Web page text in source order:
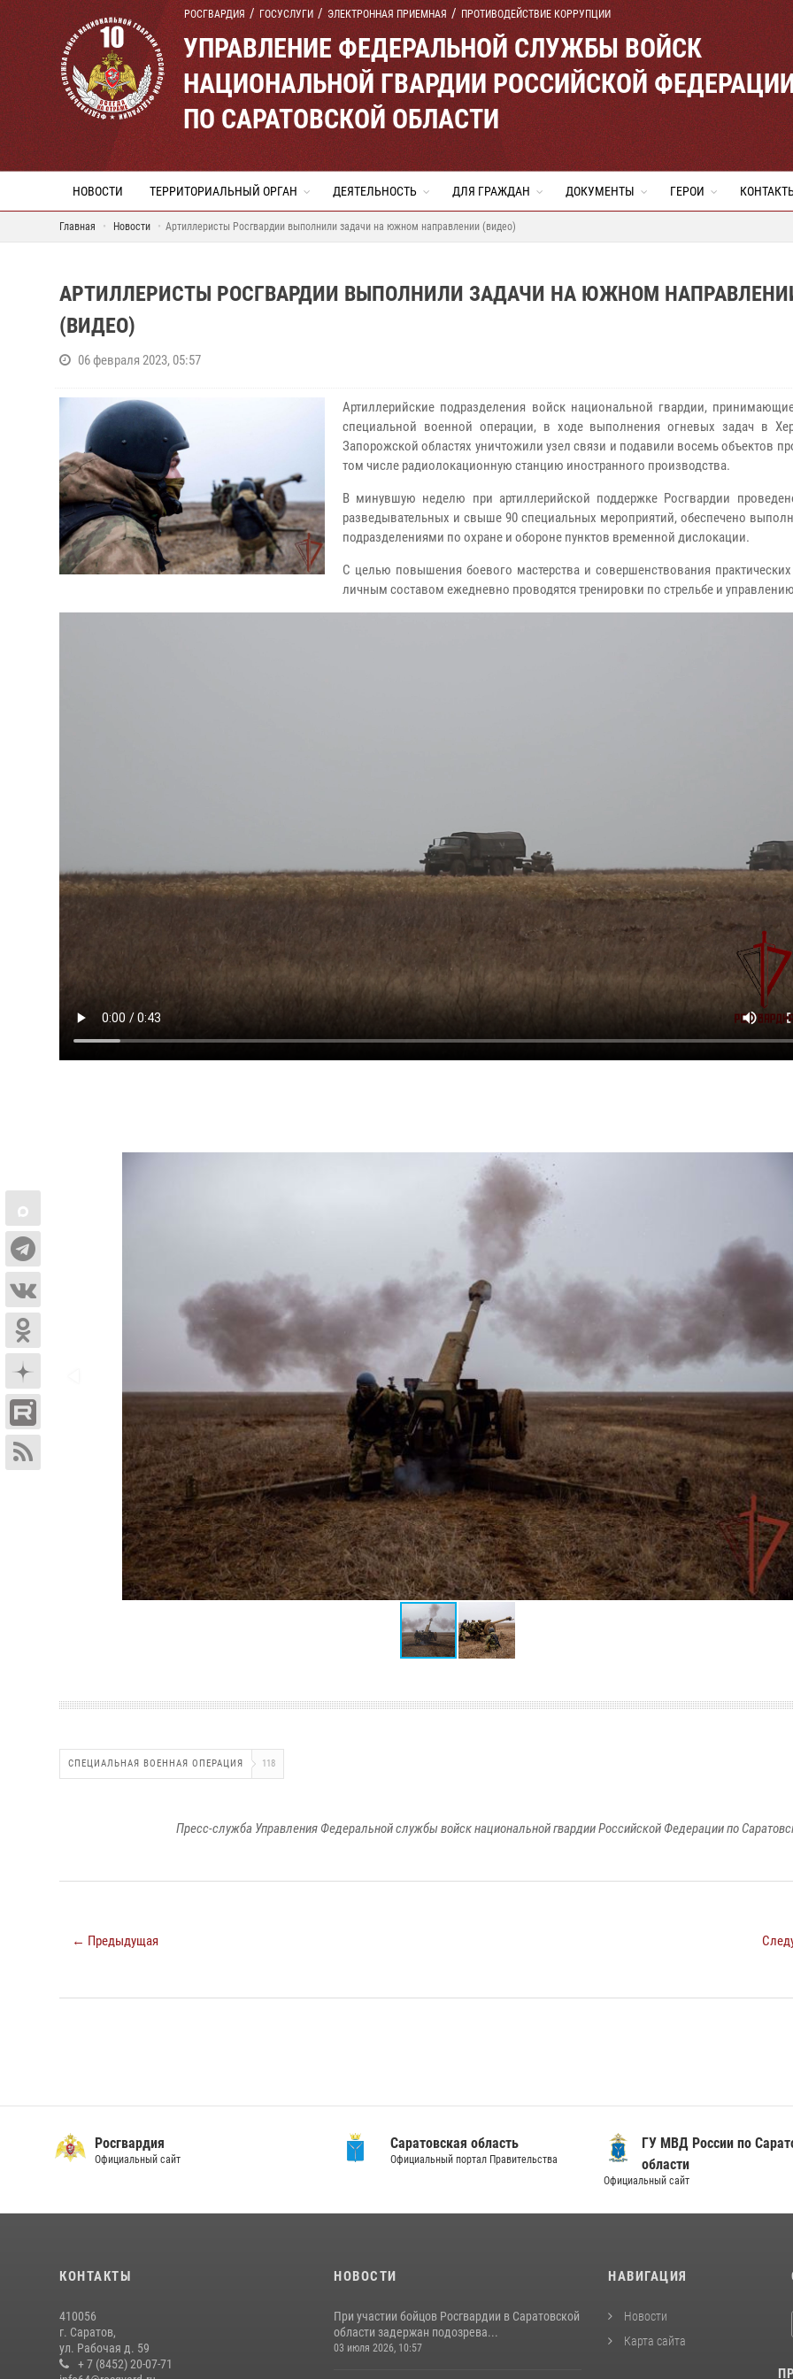
РОСГВАРДИЯ ГОСУСЛУГИ ЭЛЕКТРОННАЯ ПРИЕМНАЯ ПРОТИВОДЕЙСТВИЕ КОРРУПЦИИ
УПРАВЛЕНИЕ ФЕДЕРАЛЬНОЙ СЛУЖБЫ ВОЙСК
НАЦИОНАЛЬНОЙ ГВАРДИИ РОССИЙСКОЙ
ПО САРАТОВСКОЙ ОБЛАСТИ
НОВОСТИ ТЕРРИТОРИАЛЬНЫЙ ОРГАН ДЕЯТЕЛЬНОСТЬ ДЛЯ ГРАЖДАН ДОКУМЕНТЫ ГЕРОИ
Главная Новости Артиллеристы Росгвардии выполнили задачи на южном направлении (видео)
АРТИЛЛЕРИСТЫ РОСГВАРДИИ ВЫПОЛНИЛИ ЗАДАЧИ НА ЮЖНОМ
(ВИДЕО)
06 февраля 2023, 05:57
Артиллерийские подразделения войск национальной гвардии,
специальной военной операции, в ходе выполнения огневых задач в
Запорожской областях уничтожили узел связи и подавили восемь объектов
том числе радиолокационную станцию иностранного производства.
В минувшую неделю при артиллерийской поддержке Росгвардии
разведывательных и свыше 90 специальных мероприятий, обеспечено
подразделениями по охране и обороне пунктов временной дислокации.
С целью повышения боевого мастерства и совершенствования
личным составом ежедневно проводятся тренировки по стрельбе и
СПЕЦИАЛЬНАЯ ВОЕННАЯ ОПЕРАЦИЯ 118
Пресс-служба Управления Федеральной службы войск национальной гвардии Российской Федерации по
← Предыдущая
Росгвардия
Официальный сайт
Саратовская область
Официальный портал Правительства
ГУ МВД России по
области
Официальный сайт
КОНТАКТЫ
410056
г. Саратов,
ул. Рабочая д. 59
+ 7 (8452) 20-07-71
НОВОСТИ
При участии бойцов Росгвардии в Саратовской
области задержан подозрева...
03 июля 2026, 10:57
НАВИГАЦИЯ
Новости
Карта сайта